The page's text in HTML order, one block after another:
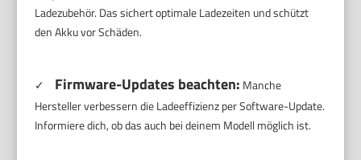
Ladezubehör. Das sichert optimale Ladezeiten und schützt
den Akku vor Schäden.
✓ Firmware-Updates beachten: Manche
Hersteller verbessern die Ladeeffizienz per Software-Update.
Informiere dich, ob das auch bei deinem Modell möglich ist.